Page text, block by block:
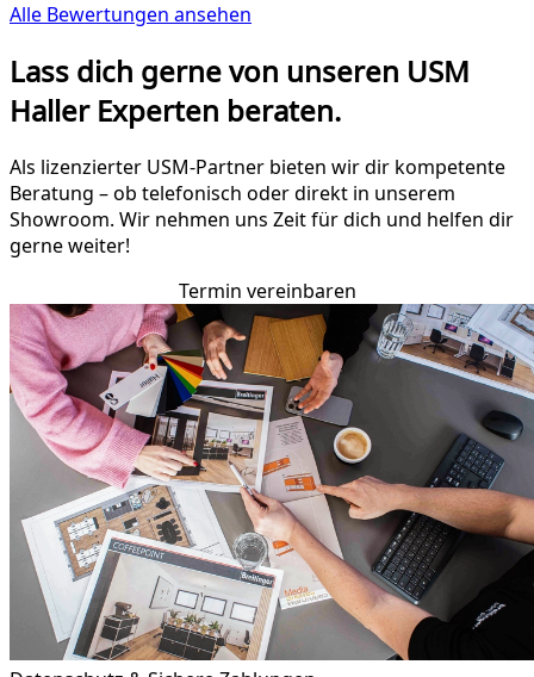
Alle Bewertungen ansehen
Lass dich gerne von unseren USM
Haller Experten beraten.
Als lizenzierter USM-Partner bieten wir dir kompetente
Beratung – ob telefonisch oder direkt in unserem
Showroom. Wir nehmen uns Zeit für dich und helfen dir
gerne weiter!
Termin vereinbaren